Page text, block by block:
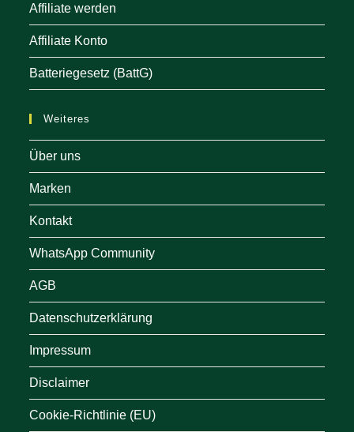
Affiliate werden
Affiliate Konto
Batteriegesetz (BattG)
Weiteres
Über uns
Marken
Kontakt
WhatsApp Community
AGB
Datenschutzerklärung
Impressum
Disclaimer
Cookie-Richtlinie (EU)